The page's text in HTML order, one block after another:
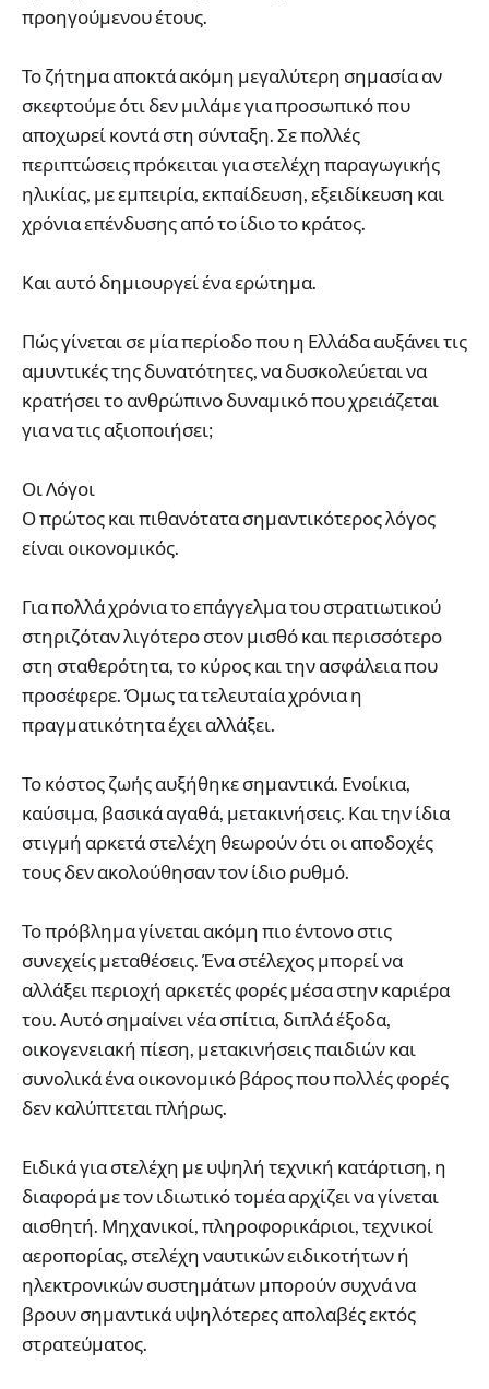
προηγούμενου έτους.
Το ζήτημα αποκτά ακόμη μεγαλύτερη σημασία αν
σκεφτούμε ότι δεν μιλάμε για προσωπικό που
αποχωρεί κοντά στη σύνταξη. Σε πολλές
περιπτώσεις πρόκειται για στελέχη παραγωγικής
ηλικίας, με εμπειρία, εκπαίδευση, εξειδίκευση και
χρόνια επένδυσης από το ίδιο το κράτος.
Και αυτό δημιουργεί ένα ερώτημα.
Πώς γίνεται σε μία περίοδο που η Ελλάδα αυξάνει τις
αμυντικές της δυνατότητες, να δυσκολεύεται να
κρατήσει το ανθρώπινο δυναμικό που χρειάζεται
για να τις αξιοποιήσει;
Οι Λόγοι
Ο πρώτος και πιθανότατα σημαντικότερος λόγος
είναι οικονομικός.
Για πολλά χρόνια το επάγγελμα του στρατιωτικού
στηριζόταν λιγότερο στον μισθό και περισσότερο
στη σταθερότητα, το κύρος και την ασφάλεια που
προσέφερε. Όμως τα τελευταία χρόνια η
πραγματικότητα έχει αλλάξει.
Το κόστος ζωής αυξήθηκε σημαντικά. Ενοίκια,
καύσιμα, βασικά αγαθά, μετακινήσεις. Και την ίδια
στιγμή αρκετά στελέχη θεωρούν ότι οι αποδοχές
τους δεν ακολούθησαν τον ίδιο ρυθμό.
Το πρόβλημα γίνεται ακόμη πιο έντονο στις
συνεχείς μεταθέσεις. Ένα στέλεχος μπορεί να
αλλάξει περιοχή αρκετές φορές μέσα στην καριέρα
του. Αυτό σημαίνει νέα σπίτια, διπλά έξοδα,
οικογενειακή πίεση, μετακινήσεις παιδιών και
συνολικά ένα οικονομικό βάρος που πολλές φορές
δεν καλύπτεται πλήρως.
Ειδικά για στελέχη με υψηλή τεχνική κατάρτιση, η
διαφορά με τον ιδιωτικό τομέα αρχίζει να γίνεται
αισθητή. Μηχανικοί, πληροφορικάριοι, τεχνικοί
αεροπορίας, στελέχη ναυτικών ειδικοτήτων ή
ηλεκτρονικών συστημάτων μπορούν συχνά να
βρουν σημαντικά υψηλότερες απολαβές εκτός
στρατεύματος.